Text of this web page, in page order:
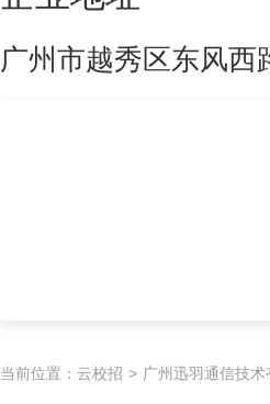
广州市越秀区东风西
当前位置： 云校招 > 广州迅羽通信技